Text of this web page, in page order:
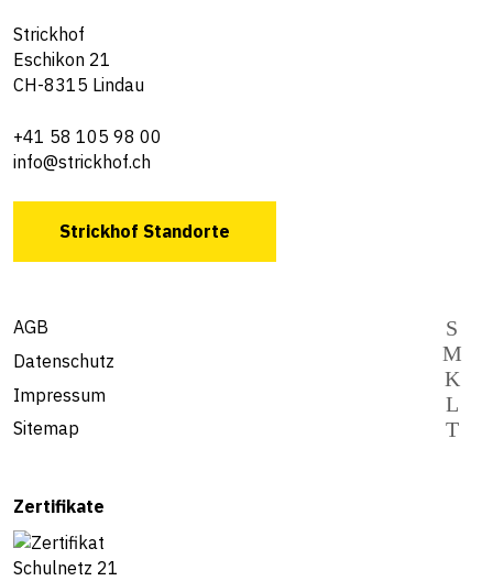
Strickhof
Eschikon 21
CH-8315 Lindau
+41 58 105 98 00
info@strickhof.ch
Strickhof Standorte
AGB
Datenschutz
Impressum
Sitemap
Zertifikate